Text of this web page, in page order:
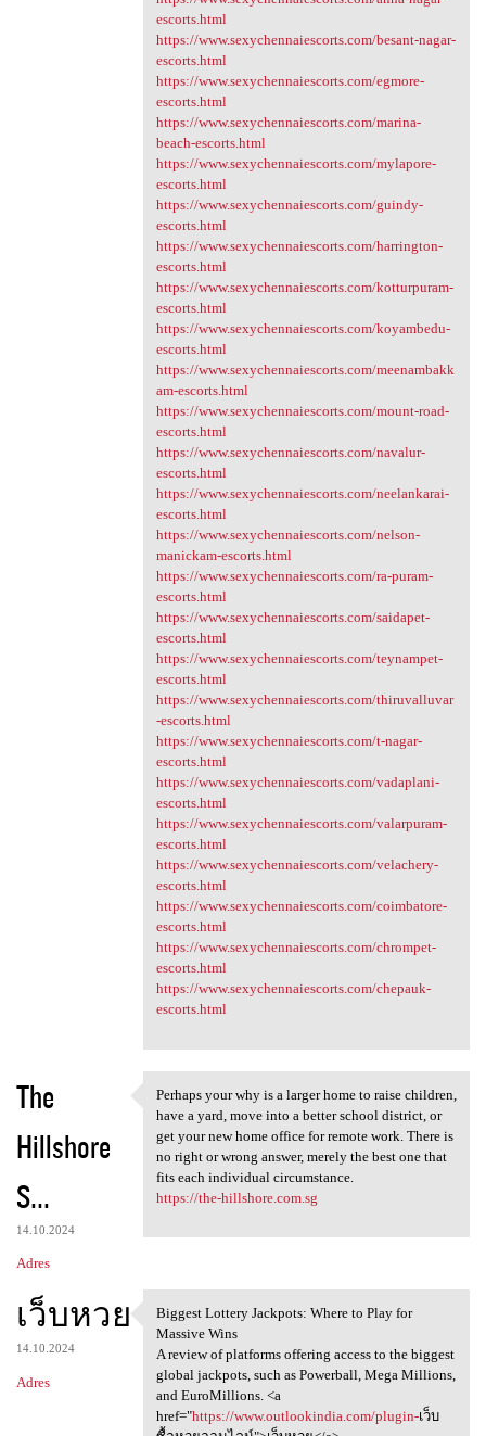
escorts.html
https://www.sexychennaiescorts.com/besant-nagar-
escorts.html
https://www.sexychennaiescorts.com/egmore-
escorts.html
https://www.sexychennaiescorts.com/marina-
beach-escorts.html
https://www.sexychennaiescorts.com/mylapore-
escorts.html
https://www.sexychennaiescorts.com/guindy-
escorts.html
https://www.sexychennaiescorts.com/harrington-
escorts.html
https://www.sexychennaiescorts.com/kotturpuram-
escorts.html
https://www.sexychennaiescorts.com/koyambedu-
escorts.html
https://www.sexychennaiescorts.com/meenambakk
am-escorts.html
https://www.sexychennaiescorts.com/mount-road-
escorts.html
https://www.sexychennaiescorts.com/navalur-
escorts.html
https://www.sexychennaiescorts.com/neelankarai-
escorts.html
https://www.sexychennaiescorts.com/nelson-
manickam-escorts.html
https://www.sexychennaiescorts.com/ra-puram-
escorts.html
https://www.sexychennaiescorts.com/saidapet-
escorts.html
https://www.sexychennaiescorts.com/teynampet-
escorts.html
https://www.sexychennaiescorts.com/thiruvalluvar
-escorts.html
https://www.sexychennaiescorts.com/t-nagar-
escorts.html
https://www.sexychennaiescorts.com/vadaplani-
escorts.html
https://www.sexychennaiescorts.com/valarpuram-
escorts.html
https://www.sexychennaiescorts.com/velachery-
escorts.html
https://www.sexychennaiescorts.com/coimbatore-
escorts.html
https://www.sexychennaiescorts.com/chrompet-
escorts.html
https://www.sexychennaiescorts.com/chepauk-
escorts.html
The
Hillshore
S...
14.10.2024
Adres
Perhaps your why is a larger
Perhaps your why is a larger home to raise children,
have a yard, move into a better school district, or
get your new home office for remote work. There is
no right or wrong answer, merely the best one that
fits each individual circumstance.
https://the-hillshore.com.sg
เว็บหวย
14.10.2024
Adres
Biggest Lottery Jackpots:
Biggest Lottery Jackpots: Where to Play for
Massive Wins
A review of platforms offering access to the biggest
global jackpots, such as Powerball, Mega Millions,
and EuroMillions. <a
href="https://www.outlookindia.com/plugin-เว็บ